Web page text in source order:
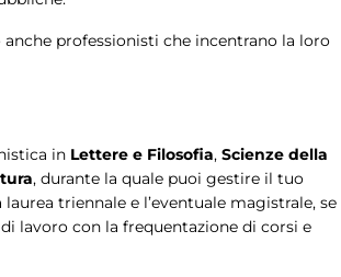
professionisti che incentrano la loro
in Lettere e Filosofia, Scienze della
, durante la quale puoi gestire il tuo
triennale e l’eventuale magistrale, se
lavoro con la frequentazione di corsi e